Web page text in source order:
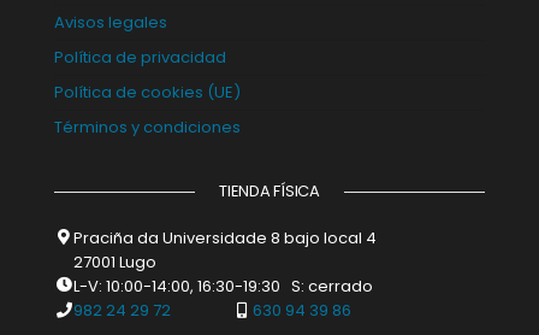
Avisos legales
Política de privacidad
Política de cookies (UE)
Términos y condiciones
TIENDA FÍSICA
Praciña da Universidade 8 bajo local 4
27001 Lugo
L-V: 10:00-14:00, 16:30-19:30 S: cerrado
982 24 29 72
630 94 39 86